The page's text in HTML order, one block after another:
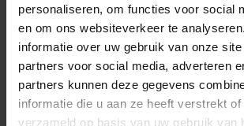
personaliseren, om functies voor social
en om ons websiteverkeer te
informatie over uw gebruik van onze
partners voor social media, adverteren
partners kunnen deze gegevens
informatie die u aan ze heeft verstrekt
verzameld op basis van uw gebruik van
Onze